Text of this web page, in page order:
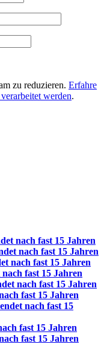
zu reduzieren. Erfahre
werden.
nach fast 15 Jahren
nach fast 15 Jahren
nach fast 15 Jahren
fast 15 Jahren
nach fast 15 Jahren
fast 15 Jahren
nach fast 15
fast 15 Jahren
fast 15 Jahren